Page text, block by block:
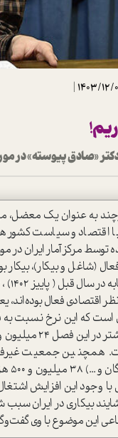
1403/12/
|
«صادق پیوسته» در
به عنوان یک معضل،
اقتصاد و سیاست
(شاغل و بیکار)، بیکار
اقتصادی فعال بوده‌اند،
همچنین جمعیت غیرفعال
وجود این افزایش
بیکاری در ایران
این موضوع با وی